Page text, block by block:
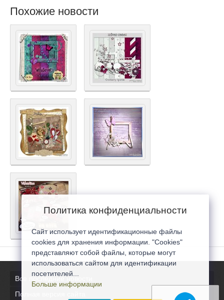
Похожие новости
Все последние новости
Полная версия сайта
Политика конфиденциальности
Сайт использует идентификационные файлы
cookies для хранения информации. "Cookies"
представляют собой файлы, которые могут
использоваться сайтом для идентификации
посетителей...
Больше информации